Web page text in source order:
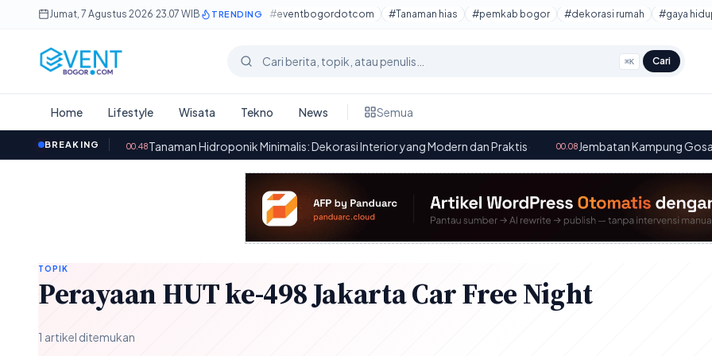
Lewati ke konten utama
Jumat, 7 Agustus 2026·23.07 WIB TRENDING #eventbogordotcom #Tanaman hias #pemkab bogor #dekorasi rumah #gaya
Cari berita ⌘K Cari
Home Lifestyle Wisata Tekno News Semua
BREAKING
Bekas· 00.48Tanaman Hidroponik Minimalis: Dekorasi Interior yang Modern dan Praktis· 00.08Jembatan Kampung Gosali dan
TOPIK
Perayaan HUT ke-498 Jakarta Car Free Night
1 artikel ditemukan